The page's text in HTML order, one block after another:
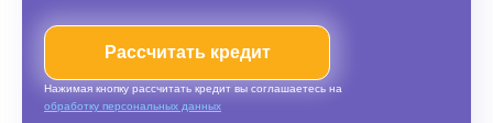
Рассчитать кредит
Нажимая кнопку рассчитать кредит вы соглашаетесь на
обработку персональных данных